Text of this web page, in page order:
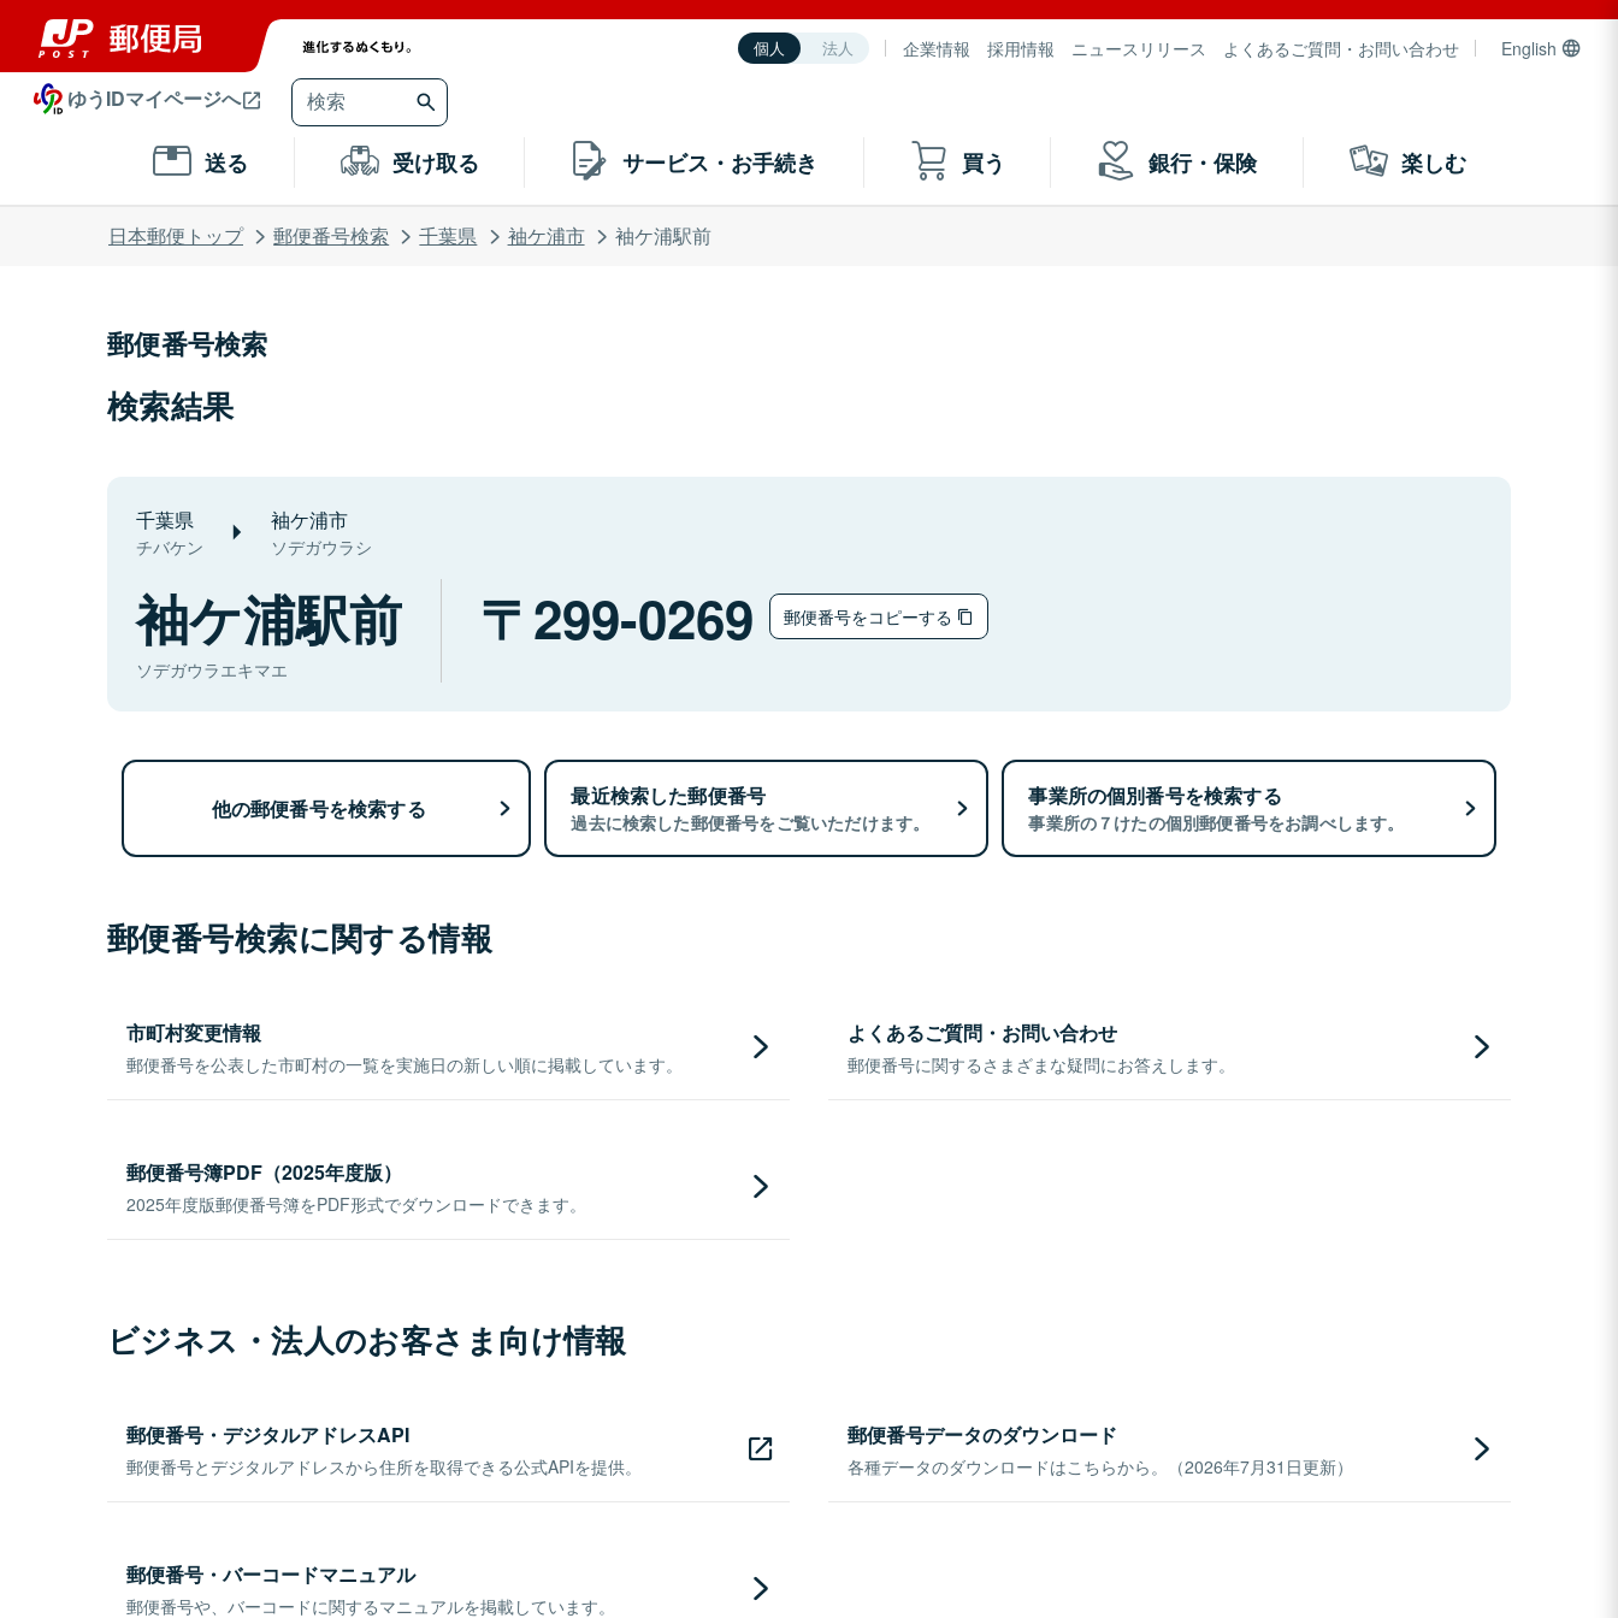
個人 法人 企業情報 採用情報 ニュースリリース よくあるご質問・お問い合わせ English
ゆうIDマイページへ
送る 受け取る サービス・お手続き 買う 銀行・保険 楽しむ
日本郵便トップ 郵便番号検索 千葉県 袖ケ浦市 袖ケ浦駅前
郵便番号検索
検索結果
千葉県
チバケン
袖ケ浦市
ソデガウラシ
袖ケ浦駅前
ソデガウラエキマエ
299-0269 郵便番号をコピーする
他の郵便番号を検索する 最近検索した郵便番号
過去に検索した郵便番号をご覧いただけます。
事業所の個別番号を検索する
事業所の７けたの個別郵便番号をお調べします。
郵便番号検索に関する情報
市町村変更情報
郵便番号を公表した市町村の一覧を実施日の新しい順に掲載しています。
よくあるご質問・お問い合わせ
郵便番号に関するさまざまな疑問にお答えします。
郵便番号簿PDF（2025年度版）
2025年度版郵便番号簿をPDF形式でダウンロードできます。
ビジネス・法人のお客さま向け情報
郵便番号・デジタルアドレスAPI
郵便番号とデジタルアドレスから住所を取得できる公式APIを提供。
郵便番号データのダウンロード
各種データのダウンロードはこちらから。（2026年7月31日更新）
郵便番号・バーコードマニュアル
郵便番号や、バーコードに関するマニュアルを掲載しています。